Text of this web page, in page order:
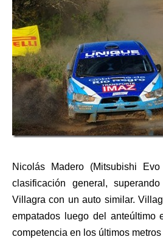
Nicolás Madero (Mitsubishi
clasificación general,
Villagra con un auto similar.
empatados luego del anteúltimo
competencia en los últimos